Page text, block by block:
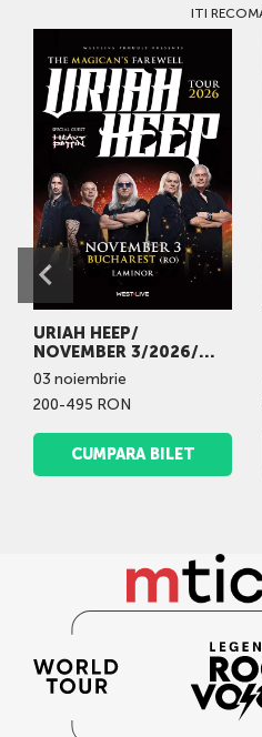
ITI
URIAH HEEP/
NOVEMBER 3/2026/
LAMINOR
03 noiembrie
200-495 RON
CUMPARA BILET